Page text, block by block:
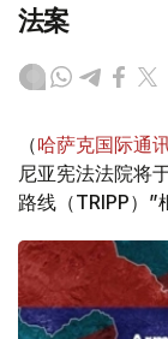
法案
（哈萨克国际通
尼亚宪法法院将
路线（TRIPP）”